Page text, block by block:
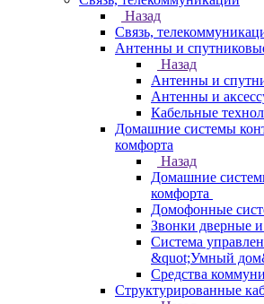
Назад
Связь,
Антенны и
Назад
Антенны и
Антенны и
Кабельные
Домашние системы
комфорта
Назад
Домашние
комфорта
Домофонные
Звонки дверные и
Система
&quot;Умный
Средства
Структурированные